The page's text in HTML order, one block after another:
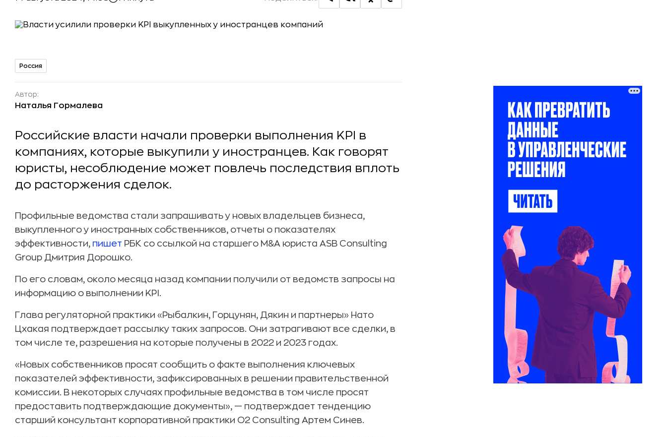
Россия
Автор:
Наталья Гормалева
Российские власти начали проверки выполнения KPI в
компаниях, которые выкупили у иностранцев. Как говорят
юристы, несоблюдение может повлечь последствия вплоть
до расторжения сделок.
Профильные ведомства стали запрашивать у новых владельцев бизнеса,
выкупленного у иностранных собственников, отчеты о показателях
эффективности, пишет РБК со ссылкой на старшего M&A юриста ASB Consulting
Group Дмитрия Дорошко.
По его словам, около месяца назад компании получили от ведомств запросы на
информацию о выполнении KPI.
Глава регуляторной практики «Рыбалкин, Горцунян, Дякин и партнеры» Нато
Цхакая подтверждает рассылку таких запросов. Они затрагивают все сделки, в
том числе те, разрешения на которые получены в 2022 и 2023 годах.
«Новых собственников просят сообщить о факте выполнения ключевых
показателей эффективности, зафиксированных в решении правительственной
комиссии. В некоторых случаях профильные ведомства в том числе просят
предоставить подтверждающие документы», — подтверждает тенденцию
старший консультант корпоративной практики O2 Consulting Артем Синев.